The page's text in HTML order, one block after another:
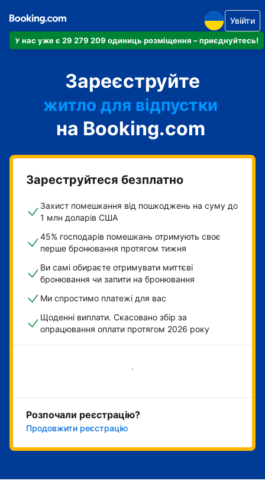
У нас уже є 29 279 209 одиниць розміщення – приєднуйтесь!
Увійти
Зареєструйте
готель
житло для відпустки
гостьовий будинок
готель типу "ліжко і
сніданок"
на Booking.com
Зареструйтеся безплатно
Захист помешкання від пошкоджень на суму до
1 млн доларів США
45% господарів помешкань отримують своє
перше бронювання протягом тижня
Ви самі обираєте отримувати миттєві
бронювання чи запити на бронювання
Ми спростимо платежі для вас
Щоденні виплати. Скасовано збір за
опрацювання оплати протягом 2026 року
Розпочати зараз
Розпочали реєстрацію?
Продовжити реєстрацію